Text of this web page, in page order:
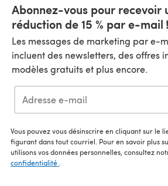
Abonnez-vous pour recevoir
réduction de 15 % par e-mail !
Les messages de marketing par e-
incluent des newsletters, des offres
modèles gratuits et plus encore.
Vous pouvez vous désinscrire en cliquant sur le
figurant dans tout courriel. Pour en savoir plus
utilisons vos données personnelles, consultez
confidentialité